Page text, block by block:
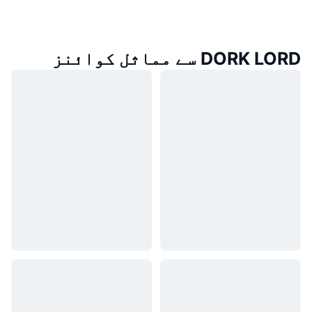
DORK LORD سے مماثل کوائنز